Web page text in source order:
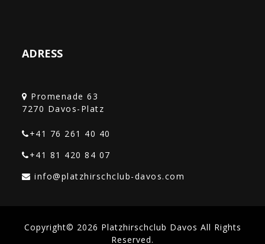
ADRESS
Promenade 63
+41 76 261 40 40‎
+41 81 420 84 07
Copyright© 2026 Platzhirschclub Davos All Rights
Reserved.